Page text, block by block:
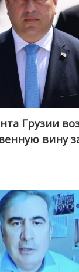
Грузии
вину